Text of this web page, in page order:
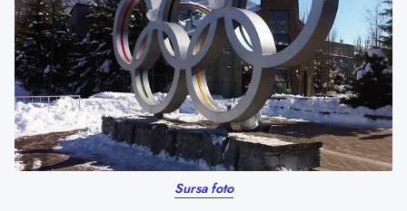
Sursa foto